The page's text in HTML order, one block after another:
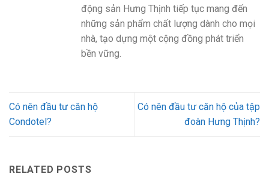
động sản Hưng Thịnh tiếp tục mang đến
những sản phẩm chất lượng dành cho mọi
nhà, tạo dựng một cộng đồng phát triển
bền vững.
Có nên đầu tư căn hộ
Condotel?
Có nên đầu tư căn hộ của tập
đoàn Hưng Thịnh?
RELATED POSTS